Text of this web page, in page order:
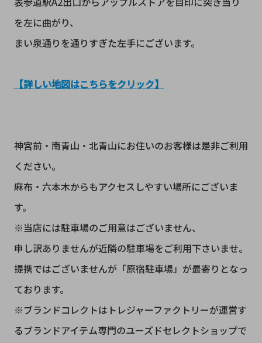
を左に曲がり、
まい泉通りを通りすぎた左手にございます。
【詳しい地図はこちらをクリック】
神宮前・南青山・北青山にお住いのお客様は是非ご利用
ください。
麻布・六本木からもアクセスしやすい場所にございま
す。
※当店には駐車場のご用意はございません、
申し訳ありませんが近隣の駐車場をご利用下さいませ。
提携ではございませんが「原宿駐車場」が最寄りとなっ
ております。
※ブランドコレクトはトレジャーファクトリーが運営す
るブランドアイテム専門のユーズドセレクトショップで